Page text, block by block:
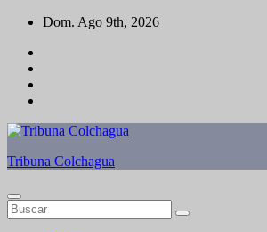
Saltar
contenido
Dom. Ago 9th, 2026
Tribuna Colchagua